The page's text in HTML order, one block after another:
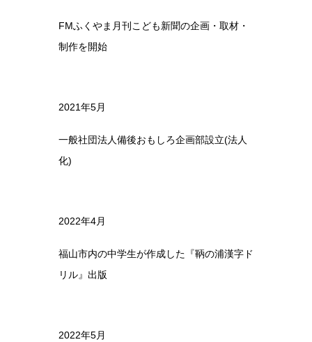
FMふくやま月刊こども新聞の企画・取材・
制作を開始
2021年5月
一般社団法人備後おもしろ企画部設立(法人
化)
2022年4月
福山市内の中学生が作成した『鞆の浦漢字ド
リル』出版
2022年5月